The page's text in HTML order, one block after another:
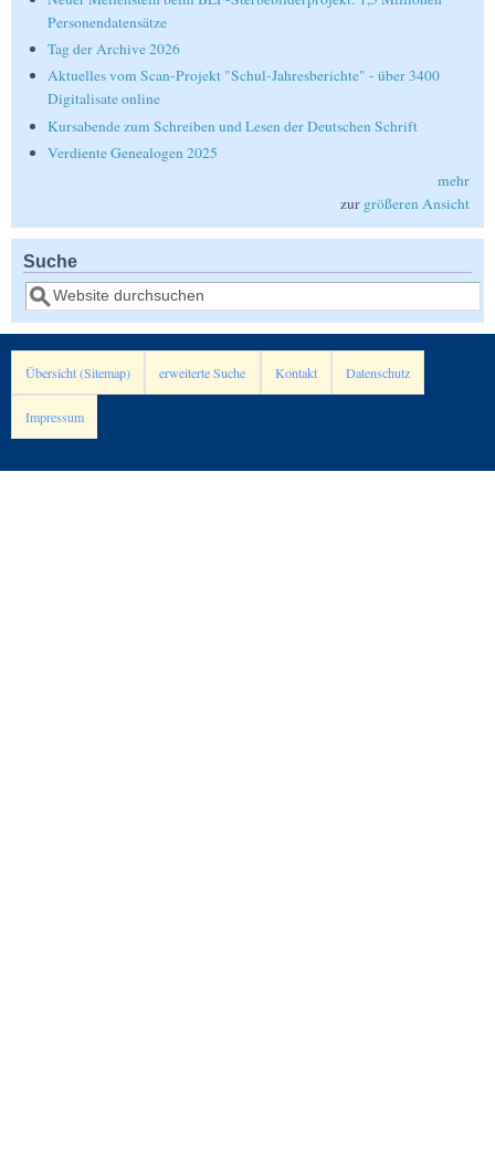
Personendatensätze
Tag der Archive 2026
Aktuelles vom Scan-Projekt "Schul-Jahresberichte" - über 3400
Digitalisate online
Kursabende zum Schreiben und Lesen der Deutschen Schrift
Verdiente Genealogen 2025
mehr
zur größeren Ansicht
Suche
Suche
Übersicht (Sitemap) erweiterte Suche Kontakt Datenschutz
Impressum